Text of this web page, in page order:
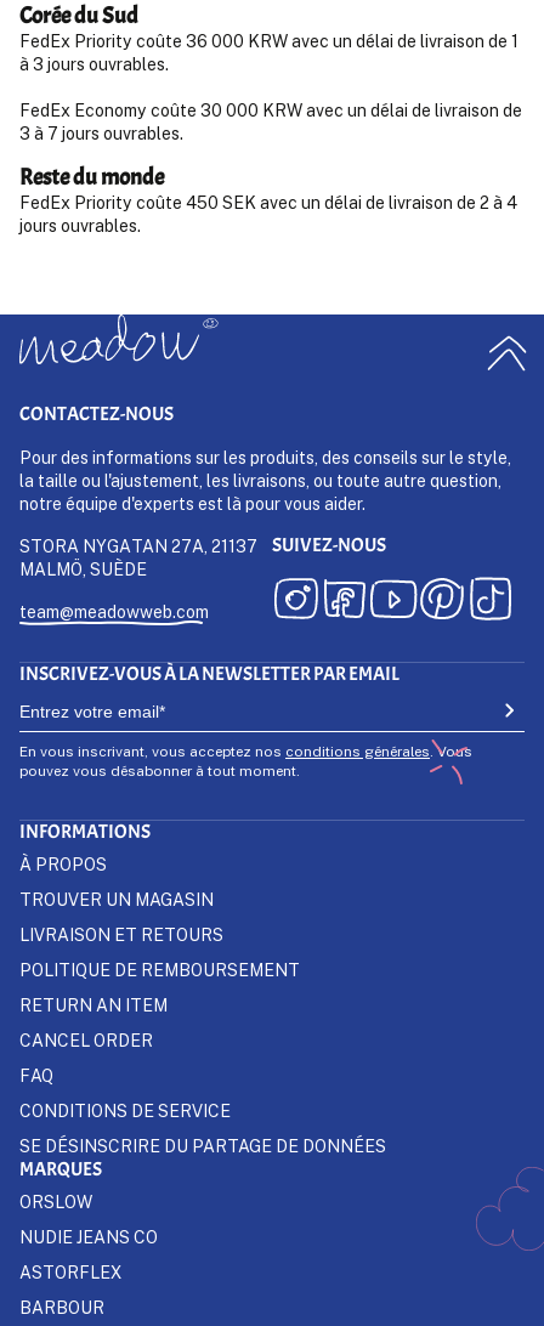
Corée du Sud
FedEx Priority coûte 36 000 KRW avec un délai de livraison de 1
à 3 jours ouvrables.
FedEx Economy coûte 30 000 KRW avec un délai de livraison de
3 à 7 jours ouvrables.
Reste du monde
FedEx Priority coûte 450 SEK avec un délai de livraison de 2 à 4
jours ouvrables.
CONTACTEZ-NOUS
Pour des informations sur les produits, des conseils sur le style,
la taille ou l'ajustement, les livraisons, ou toute autre question,
notre équipe d'experts est là pour vous aider.
STORA NYGATAN 27A, 21137
MALMÖ, SUÈDE
team@meadowweb.com
SUIVEZ-NOUS
INSCRIVEZ-VOUS À LA NEWSLETTER PAR EMAIL
En vous inscrivant, vous acceptez nos conditions générales. Vous
pouvez vous désabonner à tout moment.
INFORMATIONS
À PROPOS
TROUVER UN MAGASIN
LIVRAISON ET RETOURS
POLITIQUE DE REMBOURSEMENT
RETURN AN ITEM
CANCEL ORDER
FAQ
CONDITIONS DE SERVICE
SE DÉSINSCRIRE DU PARTAGE DE DONNÉES
MARQUES
ORSLOW
NUDIE JEANS CO
ASTORFLEX
BARBOUR